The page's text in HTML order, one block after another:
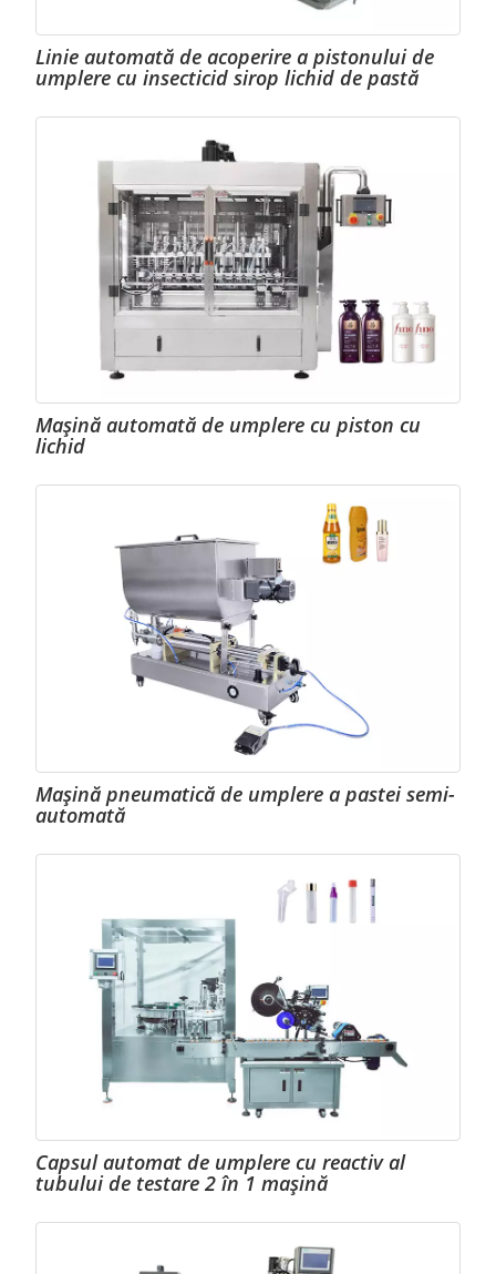
Linie automată de acoperire a pistonului de
umplere cu insecticid sirop lichid de pastă
Mașină automată de umplere cu piston cu
lichid
Mașină pneumatică de umplere a pastei semi-
automată
Capsul automat de umplere cu reactiv al
tubului de testare 2 în 1 mașină